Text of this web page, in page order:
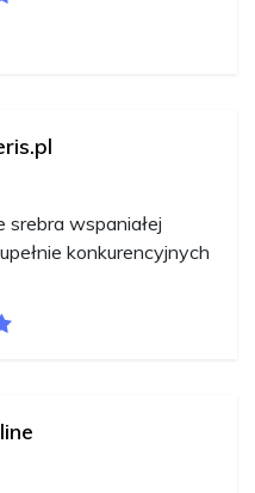
srebra wspaniałej
konkurencyjnych